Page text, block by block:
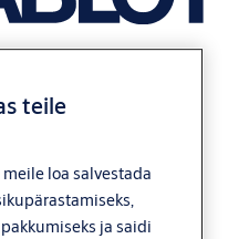
teile
loa salvestada
ja saidi